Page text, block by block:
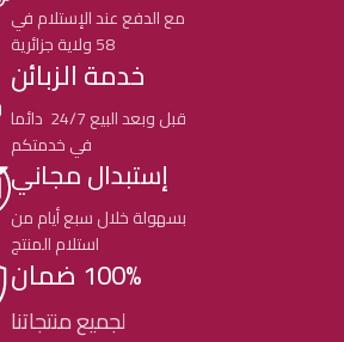
مع الدفع عند الإستلام في
58 ولاية جزائرية
خدمة الزبائن
قبل وبعد البيع 24/7 دائما
في خدمتكم
إستبدال مجاني
بسهولة خلال سبع أيام من
استلام المنتج
100% ضمان
لجميع منتجاتنا